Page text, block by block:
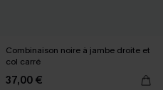
Combinaison noire à jambe droite et
col carré
37,00 €